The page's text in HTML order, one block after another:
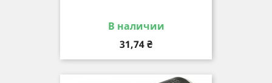
В наличии
Цена
31,74 ₴